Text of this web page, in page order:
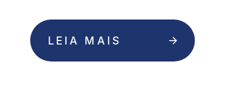
LEIA MAIS